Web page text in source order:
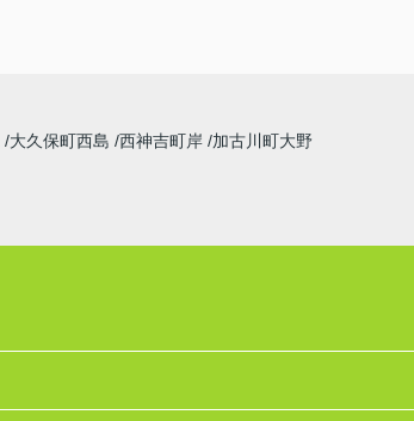
大久保町西島 西神吉町岸 加古川町大野